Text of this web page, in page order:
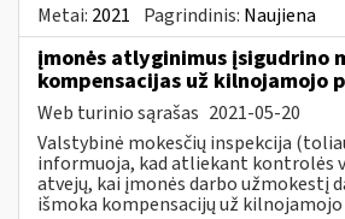
Metai: 2021 Pagrindinis: Naujiena
įmonės atlyginimus įsigudrino
kompensacijas už kilnojamojo
Web turinio sąrašas 2021-05-20
Valstybinė mokesčių inspekcija
informuoja, kad atliekant kontrolės
atvejų, kai įmonės darbo užmokestį
išmoka kompensacijų už kilnojamojo